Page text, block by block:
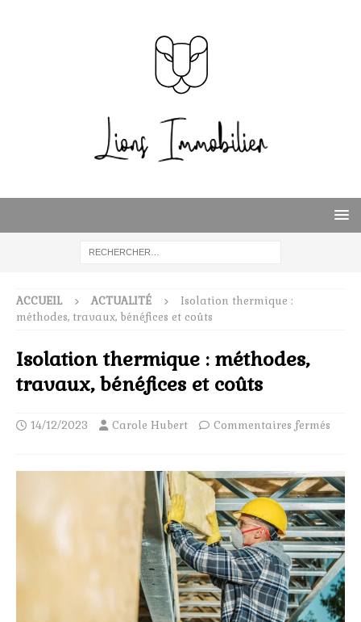
ACCUEIL ACTUALITÉ
Isolation thermique :
méthodes, travaux, bénéfices et coûts
Isolation thermique : méthodes,
travaux, bénéfices et coûts
14/12/2023 Carole Hubert Commentaires fermés